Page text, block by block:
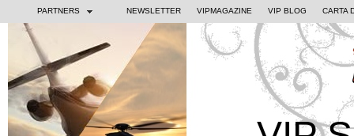
PARTNERS NEWSLETTER VIPMAGAZINE VIP BLOG CARTA